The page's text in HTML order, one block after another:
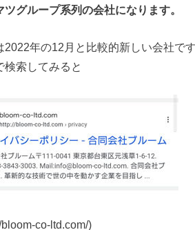
ツグループ系列の会社になります。
2022年の12月と比較的新しい会社で
検索してみると
bloom-co-ltd.com/)